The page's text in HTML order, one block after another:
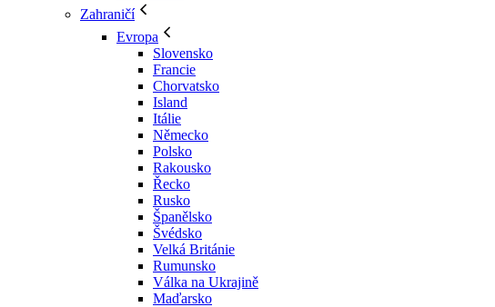
Zahraničí
Evropa
Slovensko
Francie
Chorvatsko
Island
Itálie
Německo
Polsko
Rakousko
Řecko
Rusko
Španělsko
Švédsko
Velká Británie
Rumunsko
Válka na Ukrajině
Maďarsko